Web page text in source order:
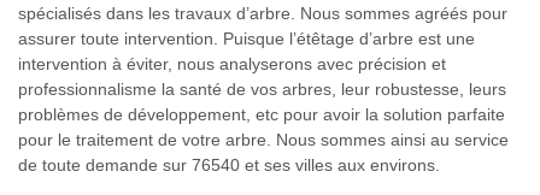
spécialisés dans les travaux d’arbre. Nous sommes agréés pour
assurer toute intervention. Puisque l’étêtage d’arbre est une
intervention à éviter, nous analyserons avec précision et
professionnalisme la santé de vos arbres, leur robustesse, leurs
problèmes de développement, etc pour avoir la solution parfaite
pour le traitement de votre arbre. Nous sommes ainsi au service
de toute demande sur 76540 et ses villes aux environs.